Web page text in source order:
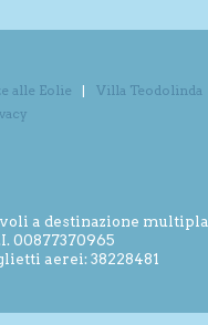
alle Eolie
Villa Teodolinda
a destinazione multipla
00877370965
aerei: 38228481